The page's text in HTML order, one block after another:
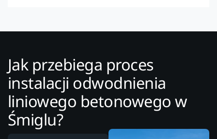
Jak przebiega proces
instalacji odwodnienia
liniowego betonowego w
Śmiglu?